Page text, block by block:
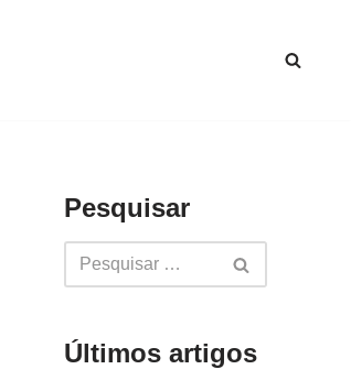
Pesquisar
Últimos artigos